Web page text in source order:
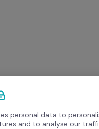
personal data to
and to analyse our